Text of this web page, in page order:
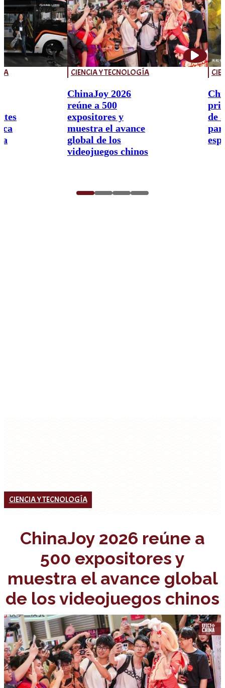
CIENCIA Y TECNOLOGÍA
ChinaJoy 2026
reúne a 500
expositores y
muestra el avance
global de los
videojuegos chinos
de
CIENCIA Y TECNOLOGÍA
ChinaJoy 2026 reúne a
500 expositores y
muestra el avance global
de los videojuegos chinos